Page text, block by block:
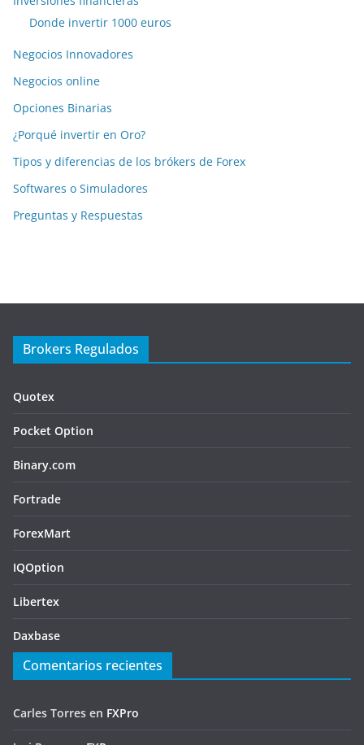
Donde invertir 1000 euros
Negocios Innovadores
Negocios online
Opciones Binarias
¿Porqué invertir en Oro?
Tipos y diferencias de los brókers de Forex
Softwares o Simuladores
Preguntas y Respuestas
Brokers Regulados
Quotex
Pocket Option
Binary.com
Fortrade
ForexMart
IQOption
Libertex
Daxbase
Comentarios recientes
Carles Torres en FXPro